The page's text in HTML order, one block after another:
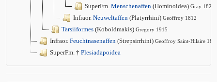
SuperFm. Menschenaffen (Hominoidea) Gray 1825
Infraor. Neuweltaffen (Platyrrhini) Geoffroy 1812
Tarsiiformes (Koboldmakis) Gregory 1915
Infraor. Feuchtnasenaffen (Strepsirrhini) Geoffroy Saint-Hilaire
SuperFm. † Plesiadapoidea